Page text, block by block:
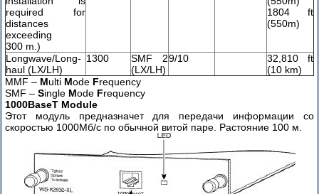
required for
distances
exceeding
300 m.)
1804 ft
(550m)
Longwave/Long-
haul (LX/LH)
1300
SMF 2
(LX/LH)
9/10
32,810 ft
(10 km)
MMF – Multi Mode Frequency
SMF – Single Mode Frequency
1000BaseT Module
Этот модуль предназначет для передачи информации со
скоростью 1000Мб/с по обычной витой паре. Растояние 100 м.